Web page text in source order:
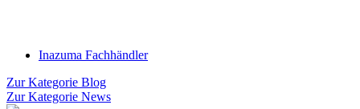
Inazuma Fachhändler
Zur Kategorie Blog
Zur Kategorie News